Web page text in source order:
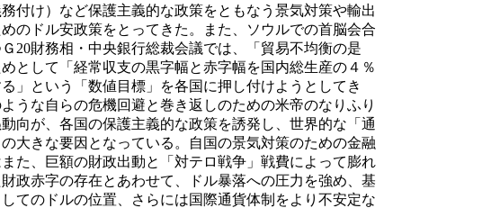
付け）など保護主義的な政策をともなう景気対策や輸出
のドル安政策をとってきた。また、ソウルでの首脳会合
20財務相・中央銀行総裁会議では、「貿易不均衡の是
として「経常収支の黒字幅と赤字幅を国内総生産の４％
る」という「数値目標」を各国に押し付けようとしてき
うな自らの危機回避と巻き返しのための米帝のなりふり
向が、各国の保護主義的な政策を誘発し、世界的な「通
大きな要因となっている。自国の景気対策のための金融
た、巨額の財政出動と「対テロ戦争」戦費によって膨れ
財政赤字の存在とあわせて、ドル暴落への圧力を強め、基
てのドルの位置、さらには国際通貨体制をより不安定な